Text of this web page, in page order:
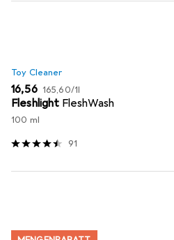
Toy Cleaner
EUR
16,56 EUR
165,60/1l
Fleshlight FleshWash
100 ml
91